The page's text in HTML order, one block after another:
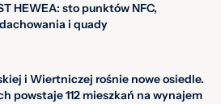
HEWEA: sto punktów NFC,
i quady
i Wiertniczej rośnie nowe osiedle.
powstaje 112 mieszkań na wynajem